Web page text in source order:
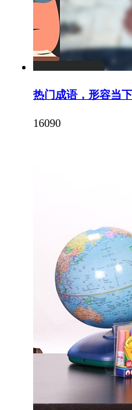
热门成语，形容当
16090